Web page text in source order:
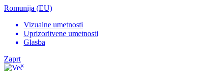
Romunija (EU)
Vizualne umetnosti
Uprizoritvene umetnosti
Glasba
Zaprt